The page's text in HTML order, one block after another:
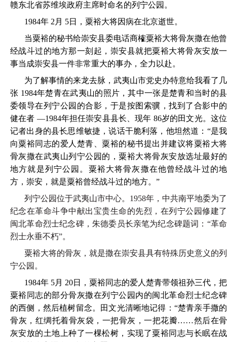
赣东北省苏维埃政府主席时命名的列宁公园。
1984年 2月 5日，粟裕大将因病在北京逝世。
当粟裕的秘书给崇安县委电话商榷粟裕大将骨灰撒在他曾
经战斗过的地方那一刻起，崇安县就把粟裕大将骨灰安放一
事当成崇安县一件非常重大的事办，全力以赴。
为了解事情的来龙去脉，武夷山市党史办特意给我看了几
张 1984年楚青在武夷山的照片，其中一张是楚青和当时的县
委领导在列宁公园的合影，于是按图索骥，找到了合影中的
健在者 —1984年担任崇安县县长、现年 86岁的田文光。这位
记者出身的县长思维敏捷，说话干脆利落，他坦然道：“是我
向粟裕同志的爱人楚青、粟裕的秘书提出并建议将粟裕大将
骨灰撒在武夷山列宁公园的，粟裕大将骨灰安放选址最好的
地方就是列宁公园。粟裕大将骨灰撒在他曾经战斗过的地
方，崇安，就是粟裕曾经战斗过的地方。”
列宁公园位于武夷山市中心。1958年，中共南平地委为了
纪念在革命斗争中献出宝贵生命的先烈，在列宁公园修建了
闽北革命烈士纪念碑，朱德委员长亲笔为纪念碑题词：“革命
烈士永垂不朽”。
粟裕大将的骨灰，就是撒在崇安县具有特殊历史意义的列
宁公园。
1984年 5月 20日，粟裕同志的爱人楚青带领祖孙三代，把
粟裕同志的部分骨灰撒在列宁公园内的闽北革命烈士纪念碑
的西侧，然后植树留念。田文光清晰地记得：“楚青亲手撒的
骨灰，红绸托着骨灰袋，一把骨灰，一把花瓣……然后在骨
灰安放的土地上种了一棵松树，实现了粟裕同志与长眠在战